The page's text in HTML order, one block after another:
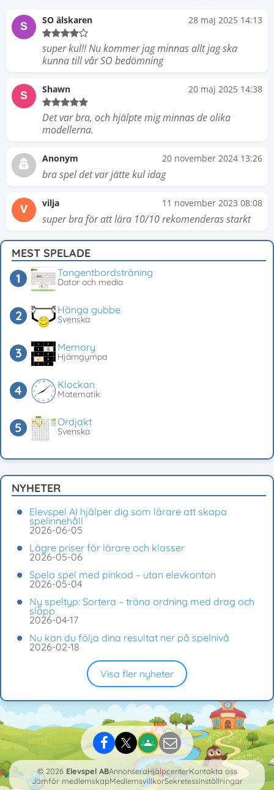
S SO älskaren 28 maj 2025 14:13
super kul!! Nu kommer jag minnas allt jag ska
kunna till vår SO bedömning
S Shawn 20 maj 2025 14:38
Det var bra, och hjälpte mig minnas de olika
modellerna.
Anonym 20 november 2024 13:26
bra spel det var jätte kul idag
V vilja 11 november 2023 08:08
super bra för att lära 10/10 rekomenderas starkt
MEST SPELADE
Tangentbordsträning
Dator och media
Hänga gubbe
Svenska
Memory
Hjärngympa
Klockan
Matematik
Ordjakt
Svenska
NYHETER
Elevspel AI hjälper dig som lärare att skapa
spelinnehåll
2026-06-05
Lägre priser för lärare och klasser
2026-05-06
Spela spel med pinkod – utan elevkonton
2026-05-04
Ny speltyp: Sortera – träna ordning med drag och
släpp
2026-04-17
Nu kan du följa dina resultat ner på spelnivå
2026-02-18
Visa fler nyheter
© 2026 Elevspel ABAnnonseraHjälpcenterKontakta oss
Jämför medlemskapMedlemsvillkorSekretessinställningar